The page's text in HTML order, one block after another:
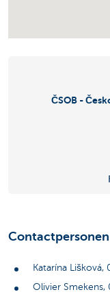
ČSOB -
Contactpersonen
Katarína
Olivier Smekens,